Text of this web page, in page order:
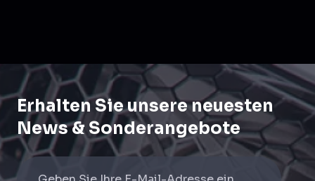
Erhalten Sie unsere neuesten
News & Sonderangebote